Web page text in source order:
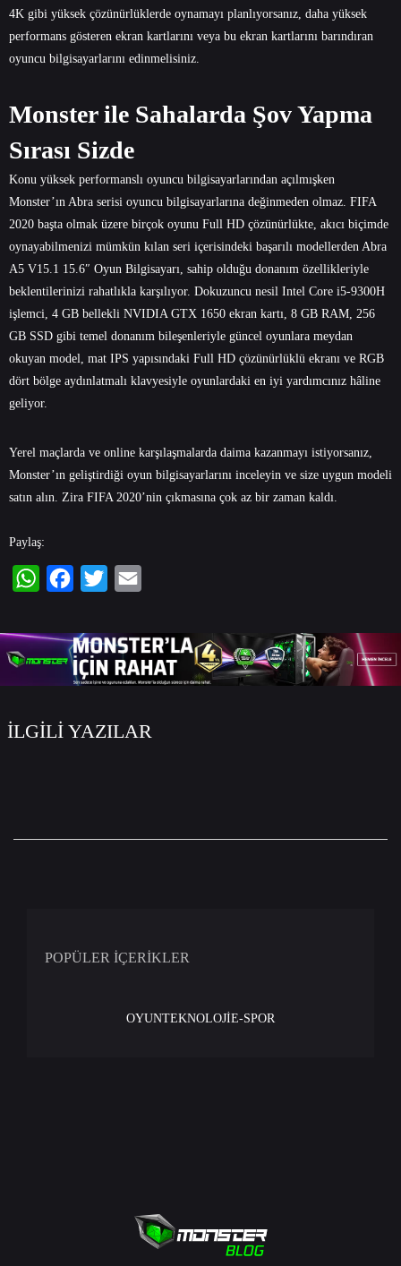
4K gibi yüksek çözünürlüklerde oynamayı planlıyorsanız, daha yüksek
performans gösteren ekran kartlarını veya bu ekran kartlarını barındıran
oyuncu bilgisayarlarını edinmelisiniz.
Monster ile Sahalarda Şov Yapma
Sırası Sizde
Konu yüksek performanslı oyuncu bilgisayarlarından açılmışken
Monster’ın Abra serisi oyuncu bilgisayarlarına değinmeden olmaz. FIFA
2020 başta olmak üzere birçok oyunu Full HD çözünürlükte, akıcı biçimde
oynayabilmenizi mümkün kılan seri içerisindeki başarılı modellerden Abra
A5 V15.1 15.6″ Oyun Bilgisayarı, sahip olduğu donanım özellikleriyle
beklentilerinizi rahatlıkla karşılıyor. Dokuzuncu nesil Intel Core i5-9300H
işlemci, 4 GB bellekli NVIDIA GTX 1650 ekran kartı, 8 GB RAM, 256
GB SSD gibi temel donanım bileşenleriyle güncel oyunlara meydan
okuyan model, mat IPS yapısındaki Full HD çözünürlüklü ekranı ve RGB
dört bölge aydınlatmalı klavyesiyle oyunlardaki en iyi yardımcınız hâline
geliyor.
Yerel maçlarda ve online karşılaşmalarda daima kazanmayı istiyorsanız,
Monster’ın geliştirdiği oyun bilgisayarlarını inceleyin ve size uygun modeli
satın alın. Zira FIFA 2020’nin çıkmasına çok az bir zaman kaldı.
Paylaş:
İLGİLİ YAZILAR
POPÜLER İÇERİKLER
OYUNTEKNOLOJİE-SPOR